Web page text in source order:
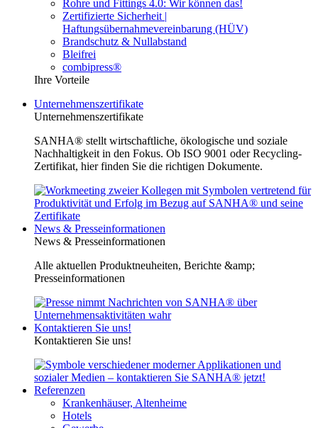
Rohre und Fittings 4.0: Wir können das!
Zertifizierte Sicherheit |
Haftungsübernahmevereinbarung (HÜV)
Brandschutz & Nullabstand
Bleifrei
combipress®
Ihre Vorteile
Unternehmenszertifikate
Unternehmenszertifikate
SANHA® stellt wirtschaftliche, ökologische und soziale
Nachhaltigkeit in den Fokus. Ob ISO 9001 oder Recycling-
Zertifikat, hier finden Sie die richtigen Dokumente.
News & Presseinformationen
News & Presseinformationen
Alle aktuellen Produktneuheiten, Berichte &amp;
Presseinformationen
Kontaktieren Sie uns!
Kontaktieren Sie uns!
Referenzen
Krankenhäuser, Altenheime
Hotels